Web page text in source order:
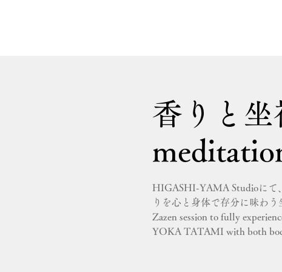
香りと坐
HIGASHI-YAMA Studioにて
りを心と身体で存分に味わう
Zazen session to fully
YOKA TATAMI with both